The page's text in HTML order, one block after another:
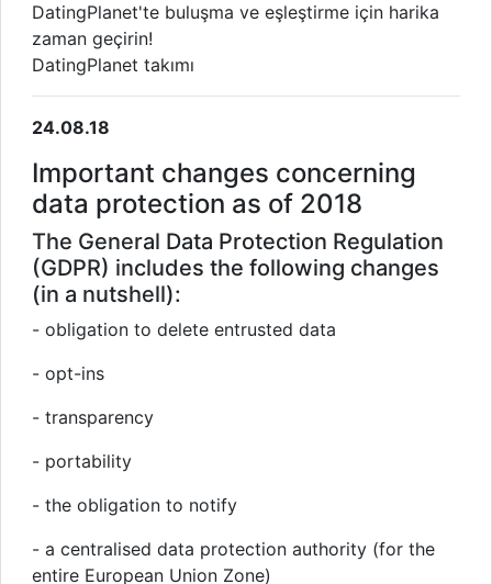
DatingPlanet'te buluşma ve eşleştirme için harika
zaman geçirin!
DatingPlanet takımı
24.08.18
Important changes concerning
data protection as of 2018
The General Data Protection Regulation
(GDPR) includes the following changes
(in a nutshell):
- obligation to delete entrusted data
- opt-ins
- transparency
- portability
- the obligation to notify
- a centralised data protection authority (for the
entire European Union Zone)